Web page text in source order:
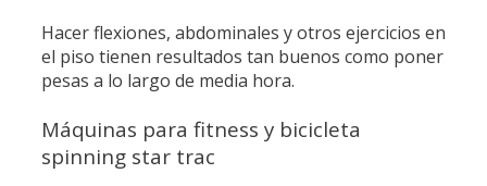
Hacer flexiones, abdominales y otros ejercicios en
el piso tienen resultados tan buenos como poner
pesas a lo largo de media hora.
Máquinas para fitness y bicicleta
spinning star trac